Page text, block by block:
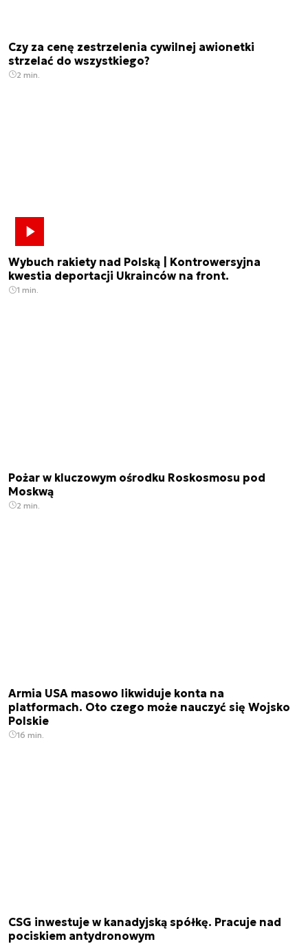
Czy za cenę zestrzelenia cywilnej awionetki
strzelać do wszystkiego?
2 min.
Wybuch rakiety nad Polską | Kontrowersyjna
kwestia deportacji Ukrainców na front.
1 min.
Pożar w kluczowym ośrodku Roskosmosu pod
Moskwą
2 min.
Armia USA masowo likwiduje konta na
platformach. Oto czego może nauczyć się Wojsko
Polskie
16 min.
CSG inwestuje w kanadyjską spółkę. Pracuje nad
pociskiem antydronowym